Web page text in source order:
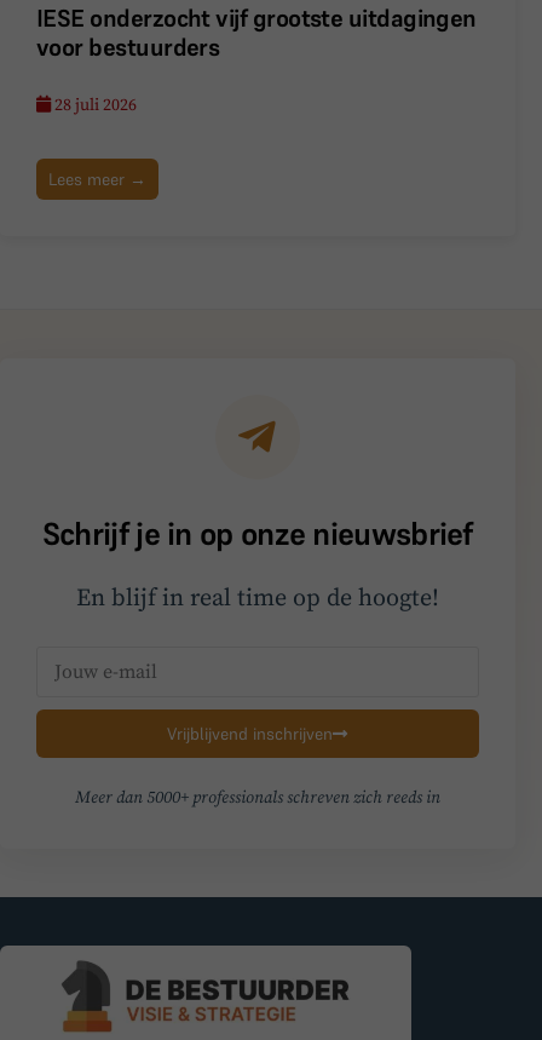
IESE onderzocht vijf grootste uitdagingen
voor bestuurders
28 juli 2026
Lees meer →
Schrijf je in op onze nieuwsbrief
En blijf in real time op de hoogte!
Vrijblijvend inschrijven
Meer dan 5000+ professionals schreven zich reeds in